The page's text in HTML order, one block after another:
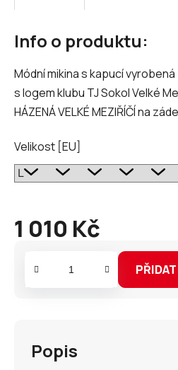
Info o produktu:
Módní mikina s kapucí
s logem klubu TJ Sokol Velké
HÁZENÁ VELKÉ MEZIŘÍČÍ na
Velikost [EU]
1 010 Kč
Měrná
Popis